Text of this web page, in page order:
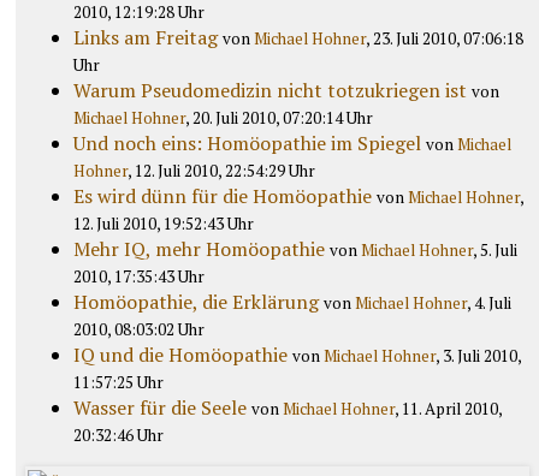
2010, 12:19:28 Uhr
Links am Freitag vonMichael Hohner, 23. Juli 2010, 07:06:18
Uhr
Warum Pseudomedizin nicht totzukriegen ist von
Michael Hohner, 20. Juli 2010, 07:20:14 Uhr
Und noch eins: Homöopathie im Spiegel vonMichael
Hohner, 12. Juli 2010, 22:54:29 Uhr
Es wird dünn für die Homöopathie vonMichael Hohner,
12. Juli 2010, 19:52:43 Uhr
Mehr IQ, mehr Homöopathie vonMichael Hohner, 5. Juli
2010, 17:35:43 Uhr
Homöopathie, die Erklärung vonMichael Hohner, 4. Juli
2010, 08:03:02 Uhr
IQ und die Homöopathie vonMichael Hohner, 3. Juli 2010,
11:57:25 Uhr
Wasser für die Seele vonMichael Hohner, 11. April 2010,
20:32:46 Uhr